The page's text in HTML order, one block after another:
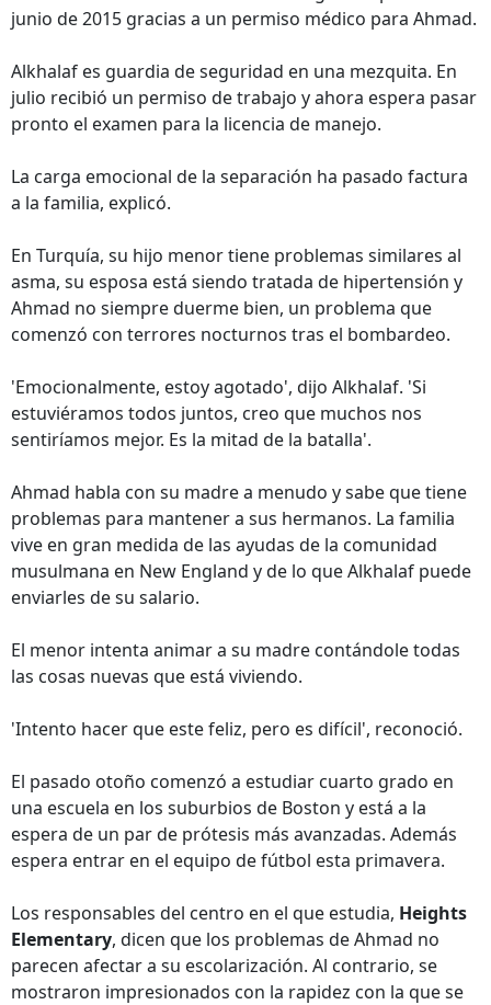
junio de 2015 gracias a un permiso médico para Ahmad.
Alkhalaf es guardia de seguridad en una mezquita. En
julio recibió un permiso de trabajo y ahora espera pasar
pronto el examen para la licencia de manejo.
La carga emocional de la separación ha pasado factura
a la familia, explicó.
En Turquía, su hijo menor tiene problemas similares al
asma, su esposa está siendo tratada de hipertensión y
Ahmad no siempre duerme bien, un problema que
comenzó con terrores nocturnos tras el bombardeo.
'Emocionalmente, estoy agotado', dijo Alkhalaf. 'Si
estuviéramos todos juntos, creo que muchos nos
sentiríamos mejor. Es la mitad de la batalla'.
Ahmad habla con su madre a menudo y sabe que tiene
problemas para mantener a sus hermanos. La familia
vive en gran medida de las ayudas de la comunidad
musulmana en New England y de lo que Alkhalaf puede
enviarles de su salario.
El menor intenta animar a su madre contándole todas
las cosas nuevas que está viviendo.
'Intento hacer que este feliz, pero es difícil', reconoció.
El pasado otoño comenzó a estudiar cuarto grado en
una escuela en los suburbios de Boston y está a la
espera de un par de prótesis más avanzadas. Además
espera entrar en el equipo de fútbol esta primavera.
Los responsables del centro en el que estudia, Heights
Elementary, dicen que los problemas de Ahmad no
parecen afectar a su escolarización. Al contrario, se
mostraron impresionados con la rapidez con la que se